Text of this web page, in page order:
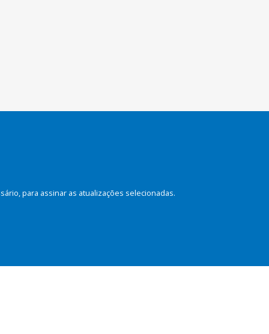
para assinar as atualizações selecionadas.